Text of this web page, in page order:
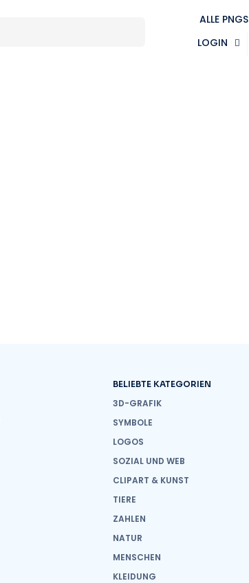
ALLE PNGS
LOGIN
BELIEBTE KATEGORIEN
3D-GRAFIK
SYMBOLE
LOGOS
SOZIAL UND WEB
CLIPART & KUNST
TIERE
ZAHLEN
NATUR
MENSCHEN
KLEIDUNG